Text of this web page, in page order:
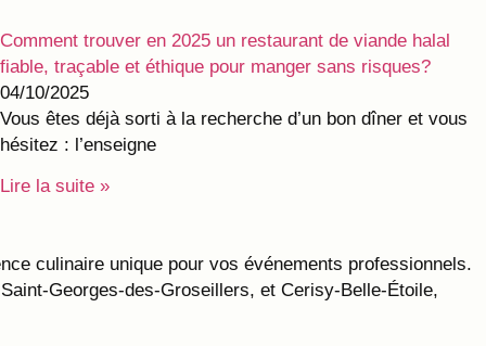
Comment trouver en 2025 un restaurant de viande halal
fiable, traçable et éthique pour manger sans risques?
04/10/2025
Vous êtes déjà sorti à la recherche d’un bon dîner et vous
hésitez : l’enseigne
Lire la suite »
culinaire unique pour vos événements professionnels.
Georges-des-Groseillers, et Cerisy-Belle-Étoile,